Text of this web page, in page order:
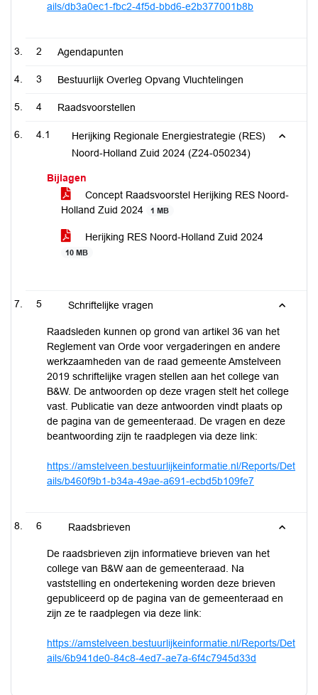
ails/db3a0ec1-fbc2-4f5d-bbd6-e2b377001b8b
2 Agendapunten
3 Bestuurlijk Overleg Opvang Vluchtelingen
4 Raadsvoorstellen
4.1
Herijking Regionale Energiestrategie (RES)
Noord-Holland Zuid 2024 (Z24-050234)
Bijlagen
Concept Raadsvoorstel Herijking RES Noord-
Holland Zuid 2024
1 MB
Herijking RES Noord-Holland Zuid 2024
10 MB
5 Schriftelijke vragen
Raadsleden kunnen op grond van artikel 36 van het
Reglement van Orde voor vergaderingen en andere
werkzaamheden van de raad gemeente Amstelveen
2019 schriftelijke vragen stellen aan het college van
B&W. De antwoorden op deze vragen stelt het college
vast. Publicatie van deze antwoorden vindt plaats op
de pagina van de gemeenteraad. De vragen en deze
beantwoording zijn te raadplegen via deze link:
https://amstelveen.bestuurlijkeinformatie.nl/Reports/Det
ails/b460f9b1-b34a-49ae-a691-ecbd5b109fe7
6 Raadsbrieven
De raadsbrieven zijn informatieve brieven van het
college van B&W aan de gemeenteraad. Na
vaststelling en ondertekening worden deze brieven
gepubliceerd op de pagina van de gemeenteraad en
zijn ze te raadplegen via deze link:
https://amstelveen.bestuurlijkeinformatie.nl/Reports/Det
ails/6b941de0-84c8-4ed7-ae7a-6f4c7945d33d